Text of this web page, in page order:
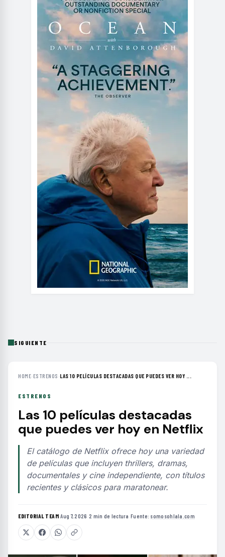
SIGUIENTE
HOME›ESTRENOS ›LAS 10 PELÍCULAS DESTACADAS QUE PUEDES VER HOY ...
ESTRENOS
Las 10 películas destacadas
que puedes ver hoy en Netflix
El catálogo de Netflix ofrece hoy una variedad
de películas que incluyen thrillers, dramas,
documentales y cine independiente, con títulos
recientes y clásicos para maratonear.
EDITORIAL TEAM·Aug 7, 2026 ·2 min de lectura ·Fuente: somosohlala.com